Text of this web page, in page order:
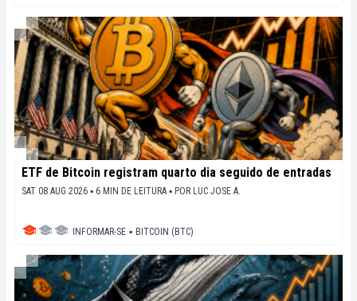
ETF de Bitcoin registram quarto dia seguido de entradas
SAT 08 AUG 2026 ▪ 6 MIN DE LEITURA ▪ POR LUC JOSE A.
INFORMAR-SE ▪ BITCOIN (BTC)